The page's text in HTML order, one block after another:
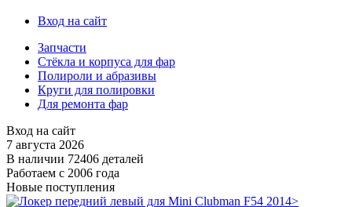
Вход на сайт
Запчасти
Стёкла и корпуса для фар
Полироли и абразивы
Круги для полировки
Для ремонта фар
Вход на сайт
7 августа 2026
В наличии 72406 деталей
Работаем с 2006 года
Новые поступления